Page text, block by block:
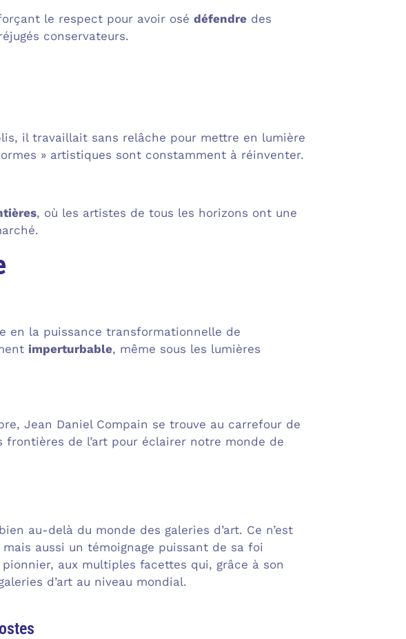
le respect pour avoir osé défendredes
conservateurs.
il travaillait sans relâche pour mettre en lumière
» artistiques sont constamment à réinventer.
, où les artistes de tous les horizons ont une
en la puissance transformationnelle de
imperturbable, même sous les lumières
Jean Daniel Compain se trouve au carrefour de
de l’art pour éclairer notre monde de
au-delà du monde des galeries d’art. Ce n’est
aussi un témoignage puissant de sa foi
pionnier, aux multiples facettes qui, grâce à son
d’art au niveau mondial.